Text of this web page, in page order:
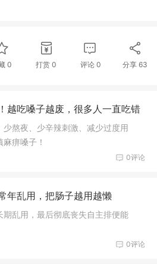
0 打赏 0 评论 0 分享 63
越吃嗓子越废，很多人一直吃错
熬夜、少辛辣刺激、减少过度用
痹嗓子！
0评论
年乱用，把肠子越用越懒
期乱用，最后彻底丧失自主排便能
0评论